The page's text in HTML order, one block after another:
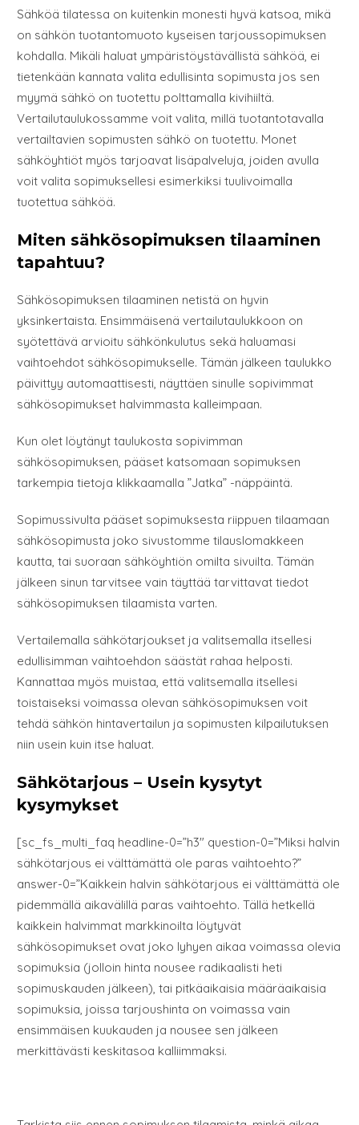
Sähköä tilatessa on kuitenkin monesti hyvä katsoa, mikä
on sähkön tuotantomuoto kyseisen tarjoussopimuksen
kohdalla. Mikäli haluat ympäristöystävällistä sähköä, ei
tietenkään kannata valita edullisinta sopimusta jos sen
myymä sähkö on tuotettu polttamalla kivihiiltä.
Vertailutaulukossamme voit valita, millä tuotantotavalla
vertailtavien sopimusten sähkö on tuotettu. Monet
sähköyhtiöt myös tarjoavat lisäpalveluja, joiden avulla
voit valita sopimuksellesi esimerkiksi tuulivoimalla
tuotettua sähköä.
Miten sähkösopimuksen tilaaminen
tapahtuu?
Sähkösopimuksen tilaaminen netistä on hyvin
yksinkertaista. Ensimmäisenä vertailutaulukkoon on
syötettävä arvioitu sähkönkulutus sekä haluamasi
vaihtoehdot sähkösopimukselle. Tämän jälkeen taulukko
päivittyy automaattisesti, näyttäen sinulle sopivimmat
sähkösopimukset halvimmasta kalleimpaan.
Kun olet löytänyt taulukosta sopivimman
sähkösopimuksen, pääset katsomaan sopimuksen
tarkempia tietoja klikkaamalla ”Jatka” -näppäintä.
Sopimussivulta pääset sopimuksesta riippuen tilaamaan
sähkösopimusta joko sivustomme tilauslomakkeen
kautta, tai suoraan sähköyhtiön omilta sivuilta. Tämän
jälkeen sinun tarvitsee vain täyttää tarvittavat tiedot
sähkösopimuksen tilaamista varten.
Vertailemalla sähkötarjoukset ja valitsemalla itsellesi
edullisimman vaihtoehdon säästät rahaa helposti.
Kannattaa myös muistaa, että valitsemalla itsellesi
toistaiseksi voimassa olevan sähkösopimuksen voit
tehdä sähkön hintavertailun ja sopimusten kilpailutuksen
niin usein kuin itse haluat.
Sähkötarjous – Usein kysytyt
kysymykset
[sc_fs_multi_faq headline-0=”h3″ question-0=”Miksi halvin
sähkötarjous ei välttämättä ole paras vaihtoehto?”
answer-0=”Kaikkein halvin sähkötarjous ei välttämättä ole
pidemmällä aikavälillä paras vaihtoehto. Tällä hetkellä
kaikkein halvimmat markkinoilta löytyvät
sähkösopimukset ovat joko lyhyen aikaa voimassa olevia
sopimuksia (jolloin hinta nousee radikaalisti heti
sopimuskauden jälkeen), tai pitkäaikaisia määräaikaisia
sopimuksia, joissa tarjoushinta on voimassa vain
ensimmäisen kuukauden ja nousee sen jälkeen
merkittävästi keskitasoa kalliimmaksi.